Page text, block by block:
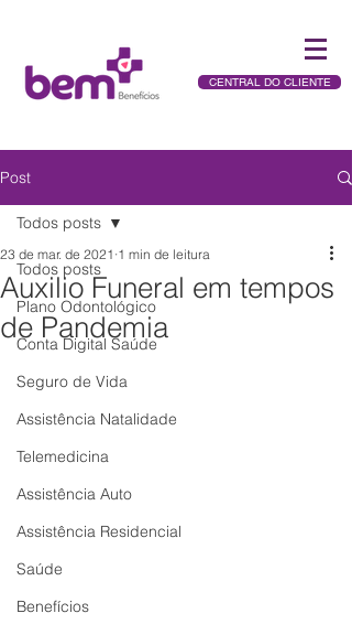
CENTRAL DO CLIENTE
Post
Todos posts
Plano Odontológico
Conta Digital Saúde
Seguro de Vida
Assistência Natalidade
Telemedicina
Assistência Auto
Assistência Residencial
Saúde
Benefícios
Todos posts
Auxilio Funeral em tempos
de Pandemia
23 de mar. de 2021 1 min de leitura